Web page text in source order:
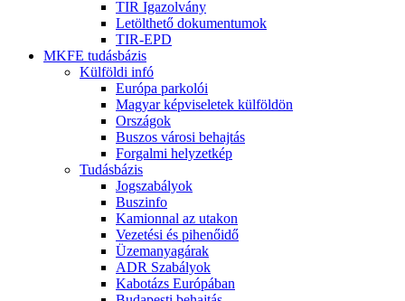
TIR Igazolvány
Letölthető dokumentumok
TIR-EPD
MKFE tudásbázis
Külföldi infó
Európa parkolói
Magyar képviseletek külföldön
Országok
Buszos városi behajtás
Forgalmi helyzetkép
Tudásbázis
Jogszabályok
Buszinfo
Kamionnal az utakon
Vezetési és pihenőidő
Üzemanyagárak
ADR Szabályok
Kabotázs Európában